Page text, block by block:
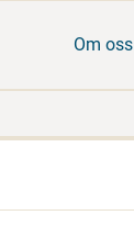
Om oss